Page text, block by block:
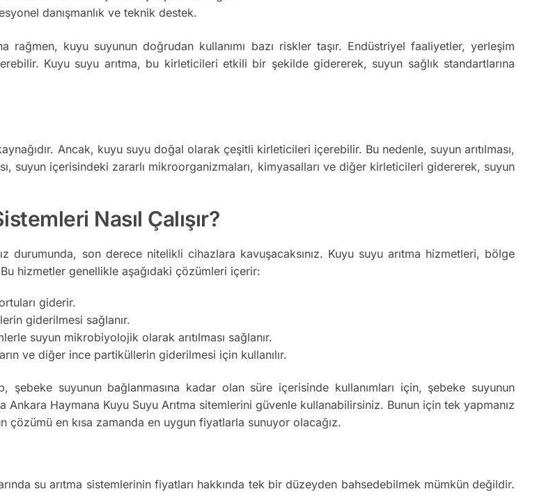
danışmanlık ve teknik destek.
rağmen, kuyu suyunun doğrudan kullanımı bazı riskler taşır. Endüstriyel faaliyetler, yerleşim
Kuyu suyu arıtma, bu kirleticileri etkili bir şekilde gidererek, suyun sağlık standartlarına
Ancak, kuyu suyu doğal olarak çeşitli kirleticileri içerebilir. Bu nedenle, suyun arıtılması,
suyun içerisindeki zararlı mikroorganizmaları, kimyasalları ve diğer kirleticileri gidererek, suyun
Nasıl Çalışır?
durumunda, son derece nitelikli cihazlara kavuşacaksınız. Kuyu suyu arıtma hizmetleri, bölge
hizmetler genellikle aşağıdaki çözümleri içerir:
giderir.
giderilmesi sağlanır.
suyun mikrobiyolojik olarak arıtılması sağlanır.
ve diğer ince partiküllerin giderilmesi için kullanılır.
şebeke suyunun bağlanmasına kadar olan süre içerisinde kullanımları için, şebeke suyunun
Haymana Kuyu Suyu Arıtma sitemlerini güvenle kullanabilirsiniz. Bunun için tek yapmanız
çözümü en kısa zamanda en uygun fiyatlarla sunuyor olacağız.
su arıtma sistemlerinin fiyatları hakkında tek bir düzeyden bahsedebilmek mümkün değildir.